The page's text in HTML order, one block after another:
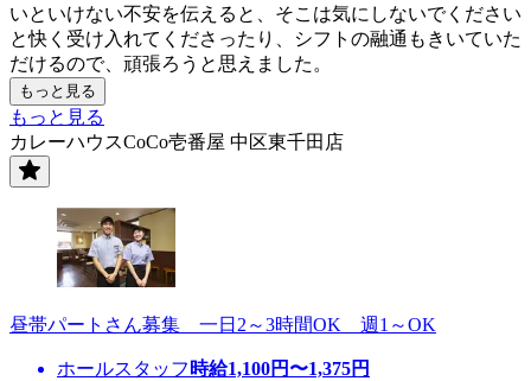
いといけない不安を伝えると、そこは気にしないでください
と快く受け入れてくださったり、シフトの融通もきいていた
だけるので、頑張ろうと思えました。
もっと見る
もっと見る
カレーハウスCoCo壱番屋 中区東千田店
昼帯パートさん募集 一日2～3時間OK 週1～OK
ホールスタッフ 時給1,100円〜1,375円